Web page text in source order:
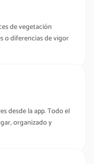
de vegetación
o diferencias de vigor
desde la app. Todo el
organizado y